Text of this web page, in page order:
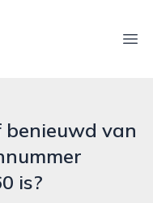
benieuwd van
is?